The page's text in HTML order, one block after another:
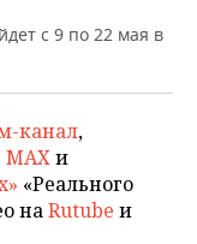
с 9 по 22 мая в
канал,
MAXи
«Реального
наRutube и